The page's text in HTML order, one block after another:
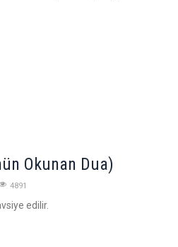
Okunan Dua)
4891
edilir.